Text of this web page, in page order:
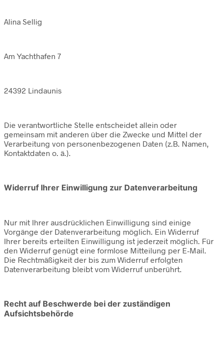
Alina Sellig
Am Yachthafen 7
24392 Lindaunis
Die verantwortliche Stelle entscheidet allein oder
gemeinsam mit anderen über die Zwecke und Mittel der
Verarbeitung von personenbezogenen Daten (z.B. Namen,
Kontaktdaten o. ä.).
Widerruf Ihrer Einwilligung zur Datenverarbeitung
Nur mit Ihrer ausdrücklichen Einwilligung sind einige
Vorgänge der Datenverarbeitung möglich. Ein Widerruf
Ihrer bereits erteilten Einwilligung ist jederzeit möglich. Für
den Widerruf genügt eine formlose Mitteilung per E-Mail.
Die Rechtmäßigkeit der bis zum Widerruf erfolgten
Datenverarbeitung bleibt vom Widerruf unberührt.
Recht auf Beschwerde bei der zuständigen
Aufsichtsbehörde